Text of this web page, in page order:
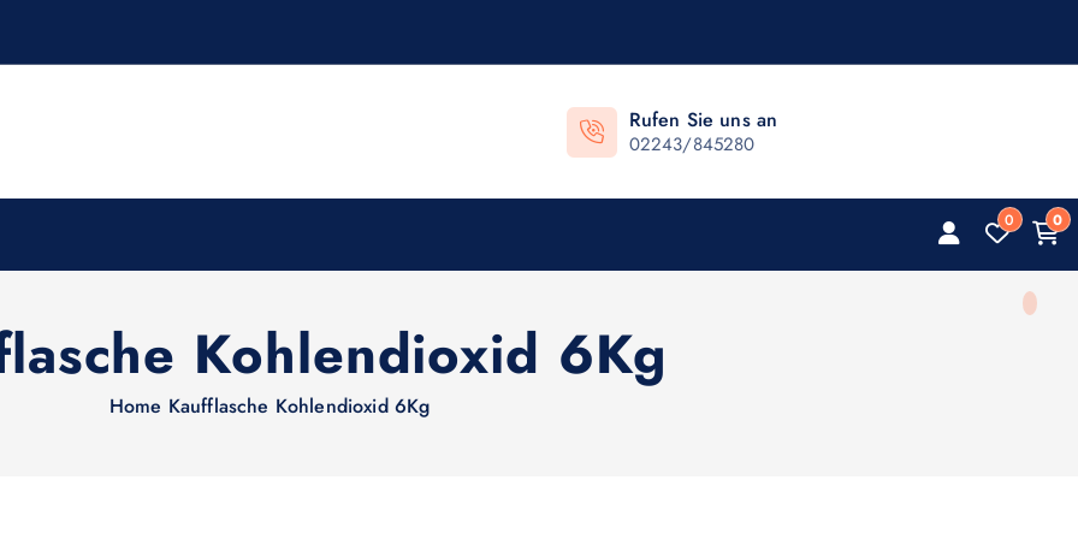
Rufen Sie uns an
02243/845280
0 0
Kohlendioxid 6Kg
Home Kaufflasche Kohlendioxid 6Kg